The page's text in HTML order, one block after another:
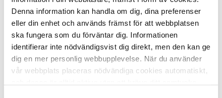
Denna information kan handla om dig, dina preferenser
eller din enhet och används främst för att webbplatsen
ska fungera som du förväntar dig. Informationen
identifierar inte nödvändigsvist dig direkt, men den kan ge
dig en mer personlig webbupplevelse. När du använder
vår webbplats placeras nödvändiga cookies automatiskt,